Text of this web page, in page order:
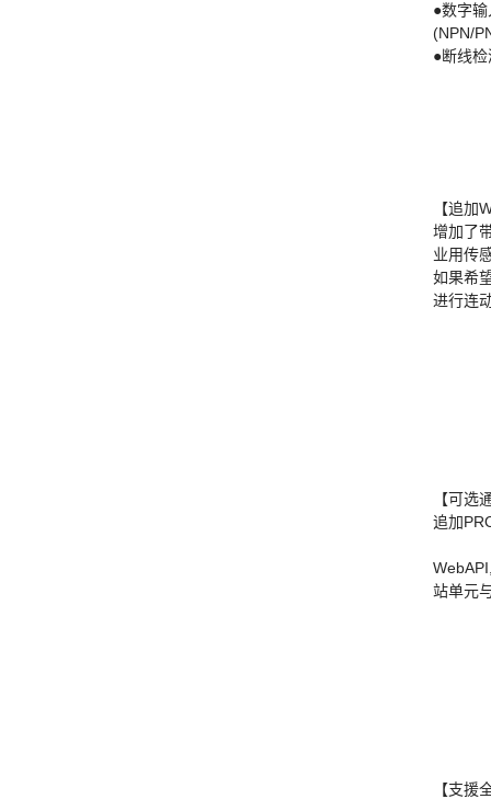
●数字
(NPN/
●断线
【追加
增加了
业用传
如果希
进行连
【可选
追加
站单元
【支援